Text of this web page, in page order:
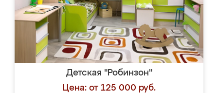
Детская "Робинзон"
Цена: от 125 000 руб.